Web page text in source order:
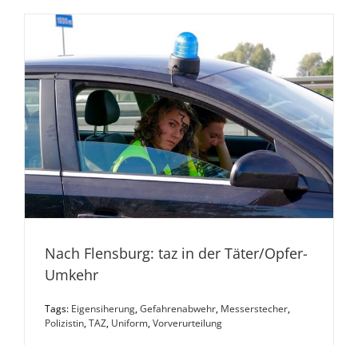
Nach Flensburg: taz in der Täter/Opfer-
Umkehr
Tags: Eigensiherung,Gefahrenabwehr, Messerstecher,
Polizistin,TAZ, Uniform,Vorverurteilung